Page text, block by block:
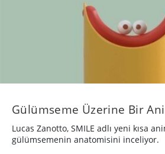
Gülümseme Üzerine Bir
Lucas Zanotto, SMILE adlı yeni kısa
gülümsemenin anatomisini inceliyor.